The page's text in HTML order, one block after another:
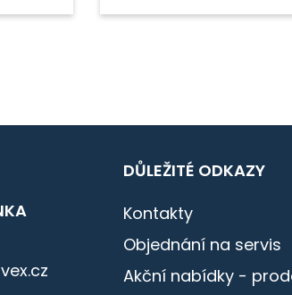
DŮLEŽITÉ ODKAZY
Kontakty
Objednání na servis
Akční nabídky -